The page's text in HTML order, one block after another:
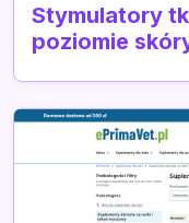
Stymulatory
poziomie